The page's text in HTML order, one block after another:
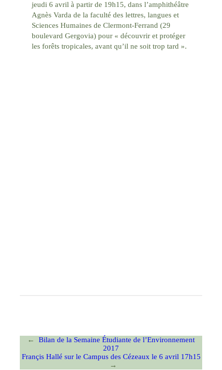
jeudi 6 avril à partir de 19h15, dans l’amphithéâtre
Agnès Varda de la faculté des lettres, langues et
Sciences Humaines de Clermont-Ferrand (29
boulevard Gergovia) pour « découvrir et protéger
les forêts tropicales, avant qu’il ne soit trop tard ».
←
Bilan de la Semaine Étudiante de l’Environnement
2017
Françis Hallé sur le Campus des Cézeaux le 6 avril 17h15
→